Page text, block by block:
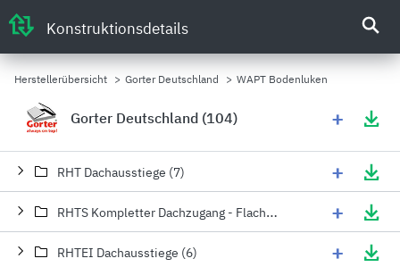
Konstruktionsdetails
Herstellerübersicht > Gorter Deutschland > WAPT Bodenluken
Gorter Deutschland (104) +
RHT Dachausstiege (7) +
RHTS Kompletter Dachzugang - Flachdachausstieg (4) +
RHTEI Dachausstiege (6) +